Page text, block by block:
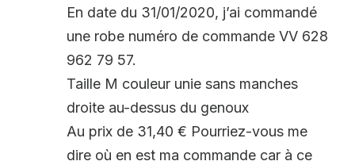
En date du 31/01/2020, j’ai commandé
une robe numéro de commande VV 628
962 79 57.
Taille M couleur unie sans manches
droite au-dessus du genoux
Au prix de 31,40 € Pourriez-vous me
dire où en est ma commande car à ce